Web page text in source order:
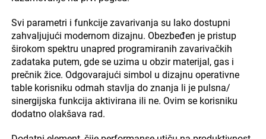
Svi parametri i funkcije zavarivanja su lako dostupni
zahvaljujući modernom dizajnu. Obezbeđen je pristup
širokom spektru unapred programiranih zavarivačkih
zadataka putem, gde se uzima u obzir materijal, gas i
prečnik žice. Odgovarajući simbol u dizajnu operativne
table korisniku odmah stavlja do znanja li je pulsna/
sinergijska funkcija aktivirana ili ne. Ovim se korisniku
dodatno olakšava rad.